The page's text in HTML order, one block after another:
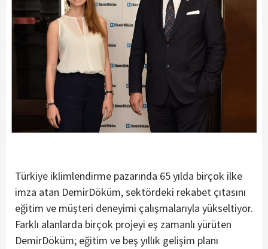
Türkiye iklimlendirme pazarında 65 yılda birçok ilke
imza atan DemirDöküm, sektördeki rekabet çıtasını
eğitim ve müşteri deneyimi çalışmalarıyla yükseltiyor.
Farklı alanlarda birçok projeyi eş zamanlı yürüten
DemirDöküm; eğitim ve beş yıllık gelişim planı